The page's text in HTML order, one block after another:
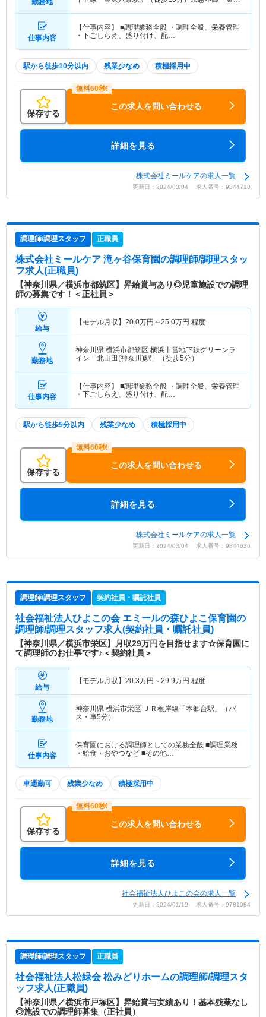
勤務地
仕事内容
【仕事内容】 ■調理業務全般 ・調理全般、栄養管理
・下ごしらえ、盛り付け、配…
駅から徒歩10分以内 残業少なめ 積極採用中
保存する
この求人を問い合わせる
詳細を見る
株式会社ミールケアの求人一覧
更新日：2024/03/04 求人番号：9844718
調理師/調理スタッフ 正職員
株式会社ミールケア 滝ヶ谷保育園の調理師/調理スタッ
フ求人(正職員)
【神奈川県／横浜市都筑区】昇給賞与あり◎児童施設での調理
師の募集です！＜正社員＞
給与
【モデル月収】 20.0万円～25.0万円 程度
勤務地
神奈川県 横浜市都筑区 横浜市営地下鉄グリーンラ
イン「北山田(神奈川)駅」（徒歩5分）
仕事内容
【仕事内容】 ■調理業務全般 ・調理全般、栄養管理
・下ごしらえ、盛り付け、配…
駅から徒歩5分以内 残業少なめ 積極採用中
保存する
この求人を問い合わせる
詳細を見る
株式会社ミールケアの求人一覧
更新日：2024/03/04 求人番号：9844636
調理師/調理スタッフ 契約社員・嘱託社員
社会福祉法人ひよこの会 エミールの森ひよこ保育園の
調理師/調理スタッフ求人(契約社員・嘱託社員)
【神奈川県／横浜市栄区】月収29万円を目指せます☆保育園に
て調理師のお仕事です♪＜契約社員＞
給与
【モデル月収】 20.3万円～29.9万円 程度
勤務地
神奈川県 横浜市栄区 ＪＲ根岸線「本郷台駅」（バ
ス・車5分）
仕事内容
保育園における調理師としての業務全般 ■調理業務
・給食・おやつなど ■その他…
車通勤可 残業少なめ 積極採用中
保存する
この求人を問い合わせる
詳細を見る
社会福祉法人ひよこの会の求人一覧
更新日：2024/01/19 求人番号：9781084
調理師/調理スタッフ 正職員
社会福祉法人松緑会 松みどりホームの調理師/調理スタ
ッフ求人(正職員)
【神奈川県／横浜市戸塚区】昇給賞与実績あり！基本残業なし
◎施設での調理師募集（正社員）